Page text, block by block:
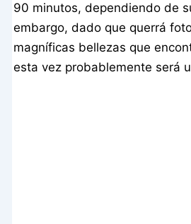
90 minutos, dependiendo de
embargo, dado que querrá
magníficas bellezas que
esta vez probablemente será